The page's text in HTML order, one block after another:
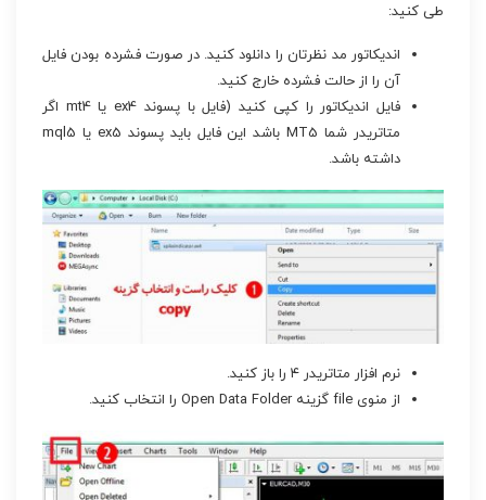
طی کنید:
اندیکاتور مد نظرتان را دانلود کنید. در صورت فشرده بودن فایل
آن را از حالت فشرده خارج کنید.
فایل اندیکاتور را کپی کنید (فایل با پسوند ex4 یا mt4 اگر
متاتریدر شما MT5 باشد این فایل باید پسوند ex5 یا mql5
داشته باشد.
نرم افزار متاتریدر ۴ را باز کنید.
از منوی file گزینه Open Data Folder را انتخاب کنید.